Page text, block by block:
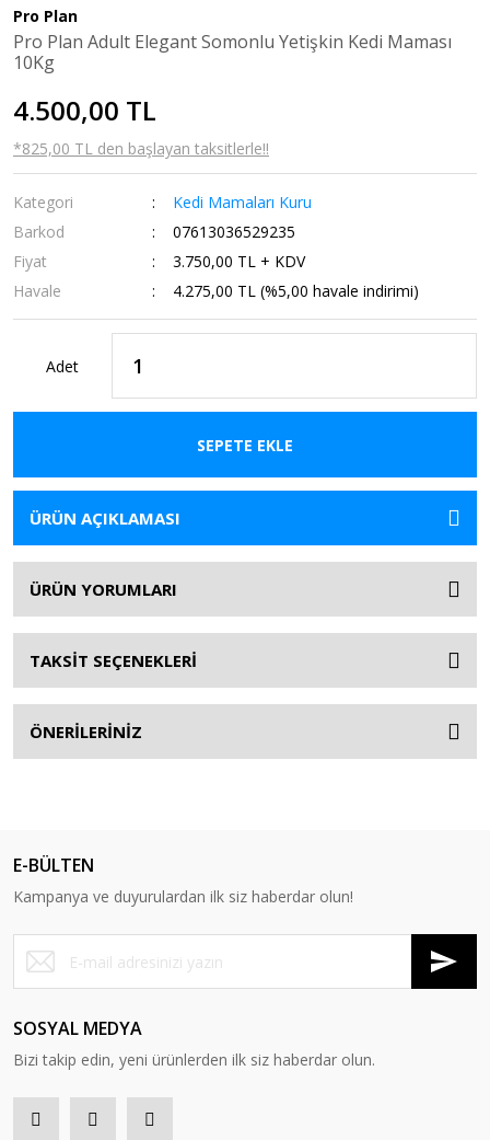
Pro Plan
Pro Plan Adult Elegant Somonlu Yetişkin Kedi Maması
10Kg
4.500,00 TL
*825,00 TL den başlayan taksitlerle!!
Kategori
Kedi Mamaları Kuru
Barkod
07613036529235
Fiyat
3.750,00 TL + KDV
Havale
4.275,00 TL (%5,00 havale indirimi)
Adet
SEPETE EKLE
ÜRÜN AÇIKLAMASI
ÜRÜN YORUMLARI
TAKSİT SEÇENEKLERİ
ÖNERİLERİNİZ
E-BÜLTEN
Kampanya ve duyurulardan ilk siz haberdar olun!
SOSYAL MEDYA
Bizi takip edin, yeni ürünlerden ilk siz haberdar olun.